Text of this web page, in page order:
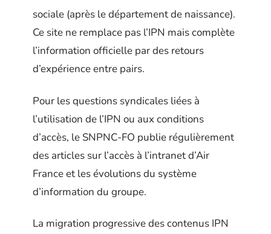
sociale (après le département de naissance).
Ce site ne remplace pas l’IPN mais complète
l’information officielle par des retours
d’expérience entre pairs.
Pour les questions syndicales liées à
l’utilisation de l’IPN ou aux conditions
d’accès, le SNPNC-FO publie régulièrement
des articles sur l’accès à l’intranet d’Air
France et les évolutions du système
d’information du groupe.
La migration progressive des contenus IPN